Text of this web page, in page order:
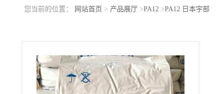
您当前的位置： 网站首页 > 产品展厅>PA12 >PA12 日本宇部